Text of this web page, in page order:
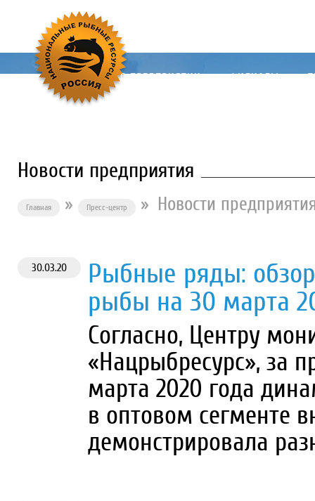
О ПРЕДПРИЯТИИ ФИЛИАЛЫ
Новости предприятия
Главная » Пресс-центр » Новости
30.03.20
Рыбные ряды:
рыбы на 30 марта
Согласно, Центру
«Нацрыбресурс», за
марта 2020 года
в оптовом сегменте
демонстрировала